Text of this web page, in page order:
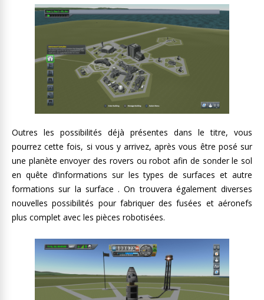
Outres les possibilités déjà présentes dans le titre, vous
pourrez cette fois, si vous y arrivez, après vous être posé sur
une planète envoyer des rovers ou robot afin de sonder le sol
en quête d’informations sur les types de surfaces et autre
formations sur la surface . On trouvera également diverses
nouvelles possibilités pour fabriquer des fusées et aéronefs
plus complet avec les pièces robotisées.